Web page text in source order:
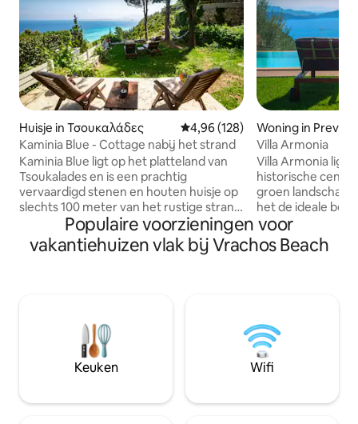
Huisje in Τσουκαλάδες Gemiddelde beoordeling van
4,96 (128)
Kaminia Blue - Cottage nabij het strand
Kaminia Blue ligt op het platteland van
Tsoukalades en is een prachtig
vervaardigd stenen en houten huisje op
slechts 100 meter van het rustige strand
van Kaminia. Dit charmante
toevluchtsoord biedt plaats aan
maximaal vijf gasten, met twee
tuin die de sfeer verbetert. Word
wakker met een adembenemend
uitzicht op de zee en de zonsopgang,
evenals de prachtige stranden van Agios
Woning in
Villa Armonia
Villa Armonia ligt
historische
groen landschap,
het de ideale
autonomie,
en tegelijkertijd
neoklassieke
andere maaltijd
aangezien het
voorzieningen
heeft.
Populaire voorzieningen voor
vakantiehuizen vlak bij Vrachos Beach
Keuken Wifi